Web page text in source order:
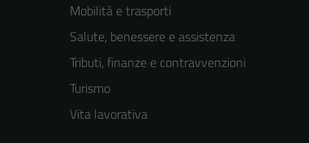
Mobilità e trasporti
Salute, benessere e assistenza
Tributi, finanze e contravvenzioni
Turismo
Vita lavorativa